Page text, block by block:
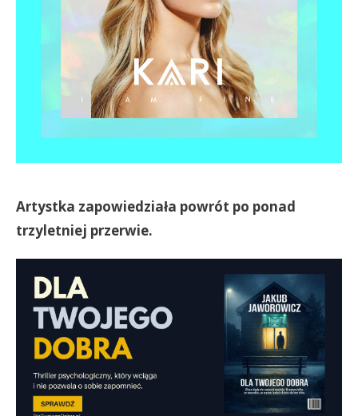
Artystka zapowiedziała powrót po ponad
trzyletniej przerwie.